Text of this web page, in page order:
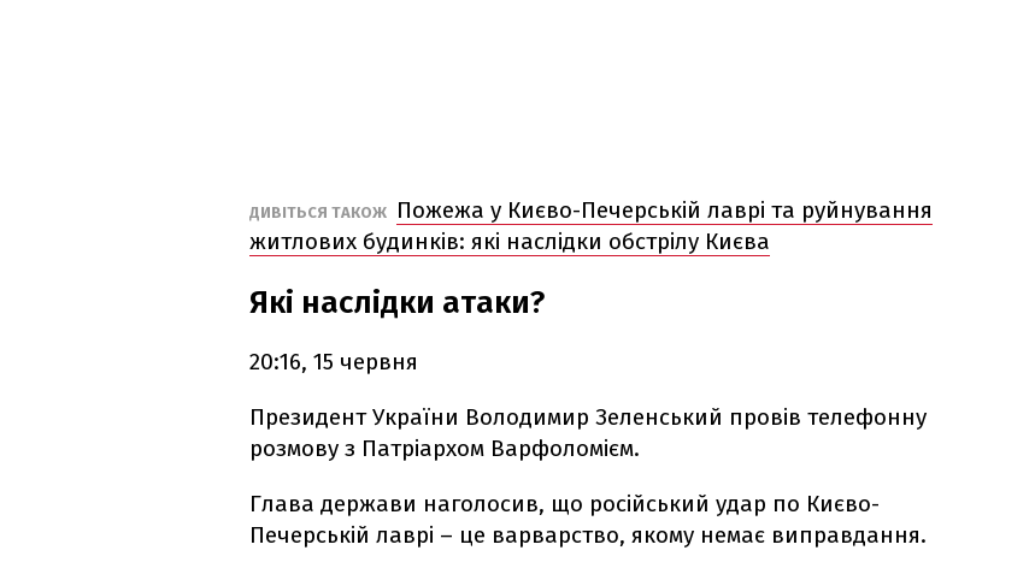
ДИВІТЬСЯ ТАКОЖ
Пожежа у Києво-Печерській лаврі та руйнування
житлових будинків: які наслідки обстрілу Києва
Які наслідки атаки?
20:16, 15 червня
Президент України Володимир Зеленський провів телефонну
розмову з Патріархом Варфоломієм.
Глава держави наголосив, що російський удар по Києво-
Печерській лаврі – це варварство, якому немає виправдання.